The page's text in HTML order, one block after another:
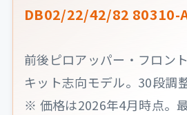
DB02/22/42/82 80310-
前後ピロアッパー・フロン
キット志向モデル。30段調
※ 価格は2026年4月時点。